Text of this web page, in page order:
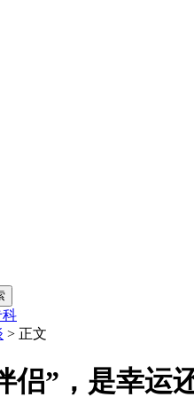
科
> 正文
侣”，是幸运